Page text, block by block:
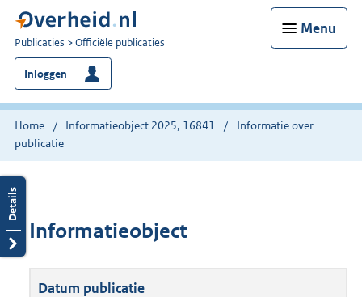
Menu
U
bent
nu
hier:
Publicaties Officiële publicaties
Inloggen
Home Informatieobject 2025, 16841
Informatie over
publicatie
Informatieobject